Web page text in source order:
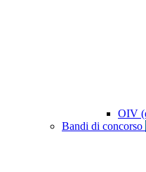
OIV
Bandi di concorso